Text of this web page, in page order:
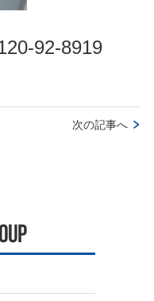
92-8919
次の記事へ